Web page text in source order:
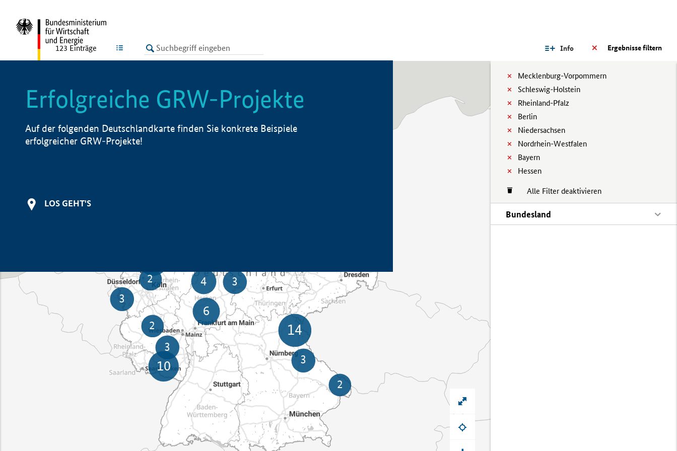
LISTE Ergebnisse filtern
Info
Mecklenburg-Vorpommern
Schleswig-Holstein
Rheinland-Pfalz
Berlin
Niedersachsen
Nordrhein-Westfalen
Bayern
Hessen
Alle Filter deaktivieren
Bundesland
123 Einträge
Erfolgreiche GRW-Projekte
Auf der folgenden Deutschlandkarte finden Sie konkrete Beispiele
erfolgreicher GRW-Projekte!
LOS GEHT'S